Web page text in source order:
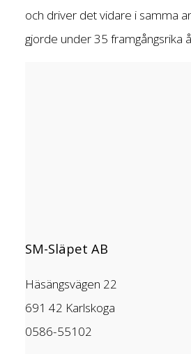
och driver det vidare i samma
gjorde under 35 framgångsrika
SM-Släpet AB
Häsängsvägen 22
691 42 Karlskoga
0586-55102